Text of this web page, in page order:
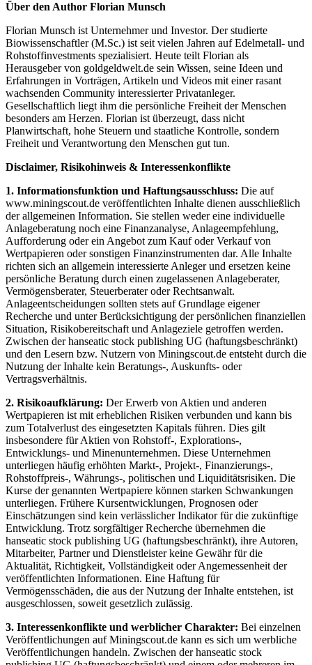
Über den Author Florian Munsch
Florian Munsch ist Unternehmer und Investor. Der studierte
Biowissenschaftler (M.Sc.) ist seit vielen Jahren auf Edelmetall- und
Rohstoffinvestments spezialisiert. Heute teilt Florian als
Herausgeber von goldgeldwelt.de sein Wissen, seine Ideen und
Erfahrungen in Vorträgen, Artikeln und Videos mit einer rasant
wachsenden Community interessierter Privatanleger.
Gesellschaftlich liegt ihm die persönliche Freiheit der Menschen
besonders am Herzen. Florian ist überzeugt, dass nicht
Planwirtschaft, hohe Steuern und staatliche Kontrolle, sondern
Freiheit und Verantwortung den Menschen gut tun.
Disclaimer, Risikohinweis & Interessenkonflikte
1. Informationsfunktion und Haftungsausschluss: Die auf
www.miningscout.de veröffentlichten Inhalte dienen ausschließlich
der allgemeinen Information. Sie stellen weder eine individuelle
Anlageberatung noch eine Finanzanalyse, Anlageempfehlung,
Aufforderung oder ein Angebot zum Kauf oder Verkauf von
Wertpapieren oder sonstigen Finanzinstrumenten dar. Alle Inhalte
richten sich an allgemein interessierte Anleger und ersetzen keine
persönliche Beratung durch einen zugelassenen Anlageberater,
Vermögensberater, Steuerberater oder Rechtsanwalt.
Anlageentscheidungen sollten stets auf Grundlage eigener
Recherche und unter Berücksichtigung der persönlichen finanziellen
Situation, Risikobereitschaft und Anlageziele getroffen werden.
Zwischen der hanseatic stock publishing UG (haftungsbeschränkt)
und den Lesern bzw. Nutzern von Miningscout.de entsteht durch die
Nutzung der Inhalte kein Beratungs-, Auskunfts- oder
Vertragsverhältnis.
2. Risikoaufklärung: Der Erwerb von Aktien und anderen
Wertpapieren ist mit erheblichen Risiken verbunden und kann bis
zum Totalverlust des eingesetzten Kapitals führen. Dies gilt
insbesondere für Aktien von Rohstoff-, Explorations-,
Entwicklungs- und Minenunternehmen. Diese Unternehmen
unterliegen häufig erhöhten Markt-, Projekt-, Finanzierungs-,
Rohstoffpreis-, Währungs-, politischen und Liquiditätsrisiken. Die
Kurse der genannten Wertpapiere können starken Schwankungen
unterliegen. Frühere Kursentwicklungen, Prognosen oder
Einschätzungen sind kein verlässlicher Indikator für die zukünftige
Entwicklung. Trotz sorgfältiger Recherche übernehmen die
hanseatic stock publishing UG (haftungsbeschränkt), ihre Autoren,
Mitarbeiter, Partner und Dienstleister keine Gewähr für die
Aktualität, Richtigkeit, Vollständigkeit oder Angemessenheit der
veröffentlichten Informationen. Eine Haftung für
Vermögensschäden, die aus der Nutzung der Inhalte entstehen, ist
ausgeschlossen, soweit gesetzlich zulässig.
3. Interessenkonflikte und werblicher Charakter: Bei einzelnen
Veröffentlichungen auf Miningscout.de kann es sich um werbliche
Veröffentlichungen handeln. Zwischen der hanseatic stock